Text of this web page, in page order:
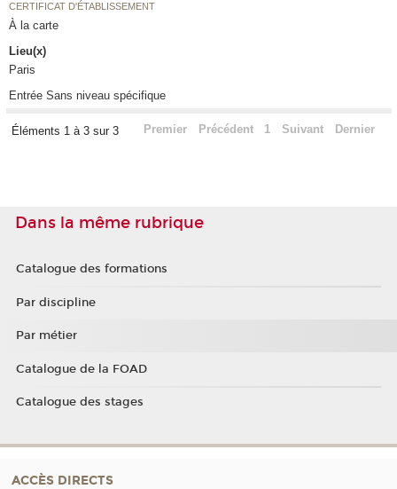
CERTIFICAT D'ÉTABLISSEMENT
À la carte
Lieu(x)
Paris
Entrée Sans niveau spécifique
Éléments 1 à 3 sur 3 Premier Précédent 1 Suivant Dernier
Dans la même rubrique
Catalogue des formations
Par discipline
Par métier
Catalogue de la FOAD
Catalogue des stages
ACCÈS DIRECTS